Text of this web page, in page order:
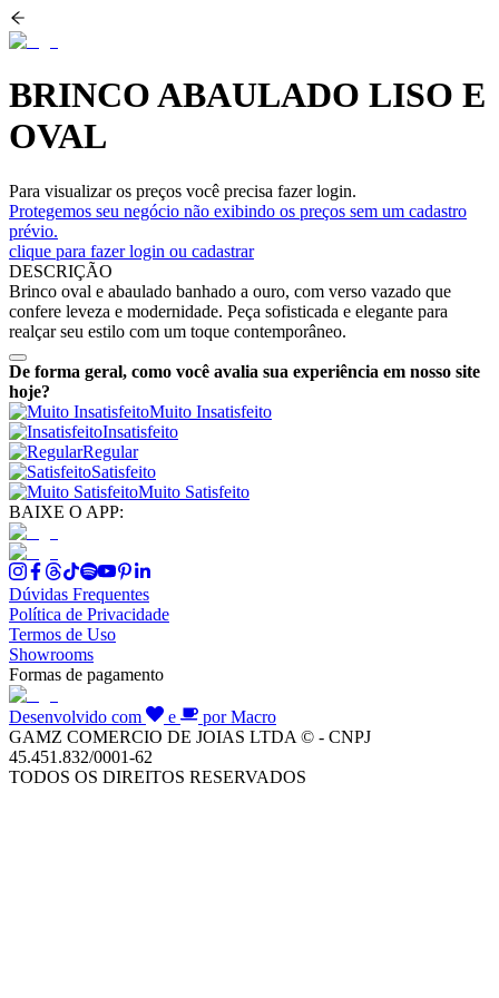
BRINCO ABAULADO LISO E
OVAL
Para visualizar os preços você precisa fazer login.
Protegemos seu negócio não exibindo os preços sem um cadastro
prévio.
clique para fazer login ou cadastrar
DESCRIÇÃO
Brinco oval e abaulado banhado a ouro, com verso vazado que
confere leveza e modernidade. Peça sofisticada e elegante para
realçar seu estilo com um toque contemporâneo.
De forma geral, como você avalia sua experiência em nosso site
hoje?
Muito Insatisfeito
Insatisfeito
Regular
Satisfeito
Muito Satisfeito
BAIXE O APP:
Dúvidas Frequentes
Política de Privacidade
Termos de Uso
Showrooms
Formas de pagamento
Desenvolvido com e
por Macro
GAMZ COMERCIO DE JOIAS LTDA © - CNPJ
45.451.832/0001-62
TODOS OS DIREITOS RESERVADOS